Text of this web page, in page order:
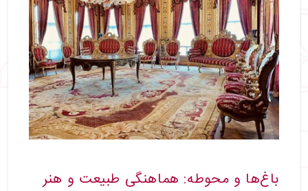
باغ‌ها و محوطه: هماهنگی طبیعت و هنر